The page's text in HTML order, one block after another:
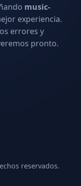
music-
experiencia.
errores y
pronto.
reservados.